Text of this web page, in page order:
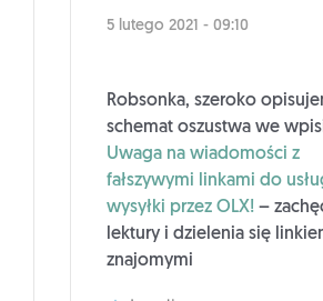
5 lutego 2021 - 09:10
Robsonka, szeroko
schemat oszustwa we
Uwaga na wiadomości z
fałszywymi linkami do
wysyłki przez OLX! –
lektury i dzielenia się
znajomymi